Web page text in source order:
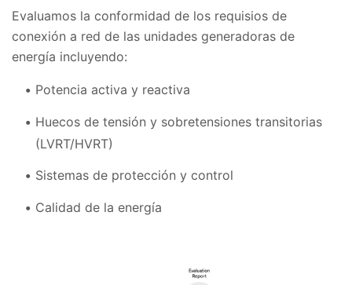
Evaluamos la conformidad de los requisios de
conexión a red de las unidades generadoras de
energía incluyendo:
Potencia activa y reactiva
Huecos de tensión y sobretensiones transitorias
(LVRT/HVRT)
Sistemas de protección y control
Calidad de la energía